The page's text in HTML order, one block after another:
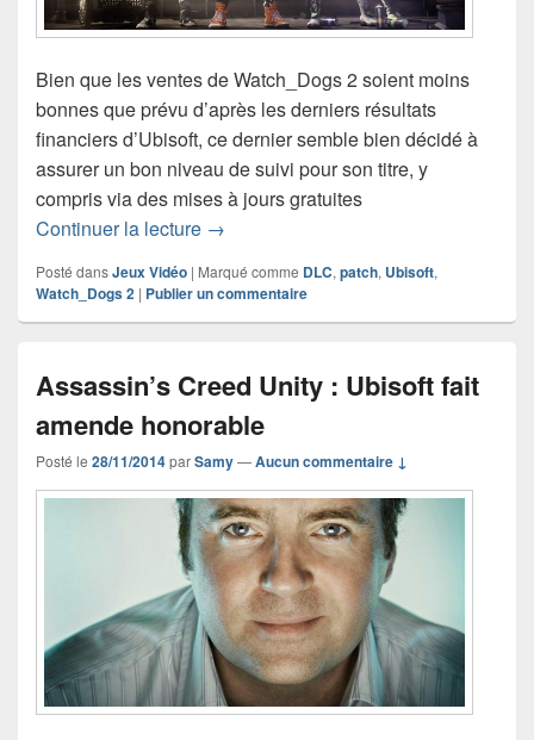
Bien que les ventes de Watch_Dogs 2 soient moins
bonnes que prévu d’après les derniers résultats
financiers d’Ubisoft, ce dernier semble bien décidé à
assurer un bon niveau de suivi pour son titre, y
compris via des mises à jours gratuites
Continuer la lecture Watch_Dogs 2 1.11 – un patch
→
Posté dansJeux Vidéo | Marqué comme DLC, patch, Ubisoft,
Watch_Dogs 2 | Publier un commentaire
Assassin’s Creed Unity : Ubisoft fait
amende honorable
Posté le 28/11/2014parSamy—Aucun commentaire ↓